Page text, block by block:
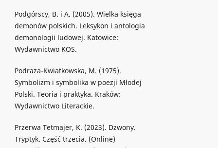
Podgórscy, B. i A. (2005). Wielka księga
demonów polskich. Leksykon i antologia
demonologii ludowej. Katowice:
Wydawnictwo KOS.
Podraza-Kwiatkowska, M. (1975).
Symbolizm i symbolika w poezji Młodej
Polski. Teoria i praktyka. Kraków:
Wydawnictwo Literackie.
Przerwa Tetmajer, K. (2023). Dzwony.
Tryptyk. Część trzecia. (Online)